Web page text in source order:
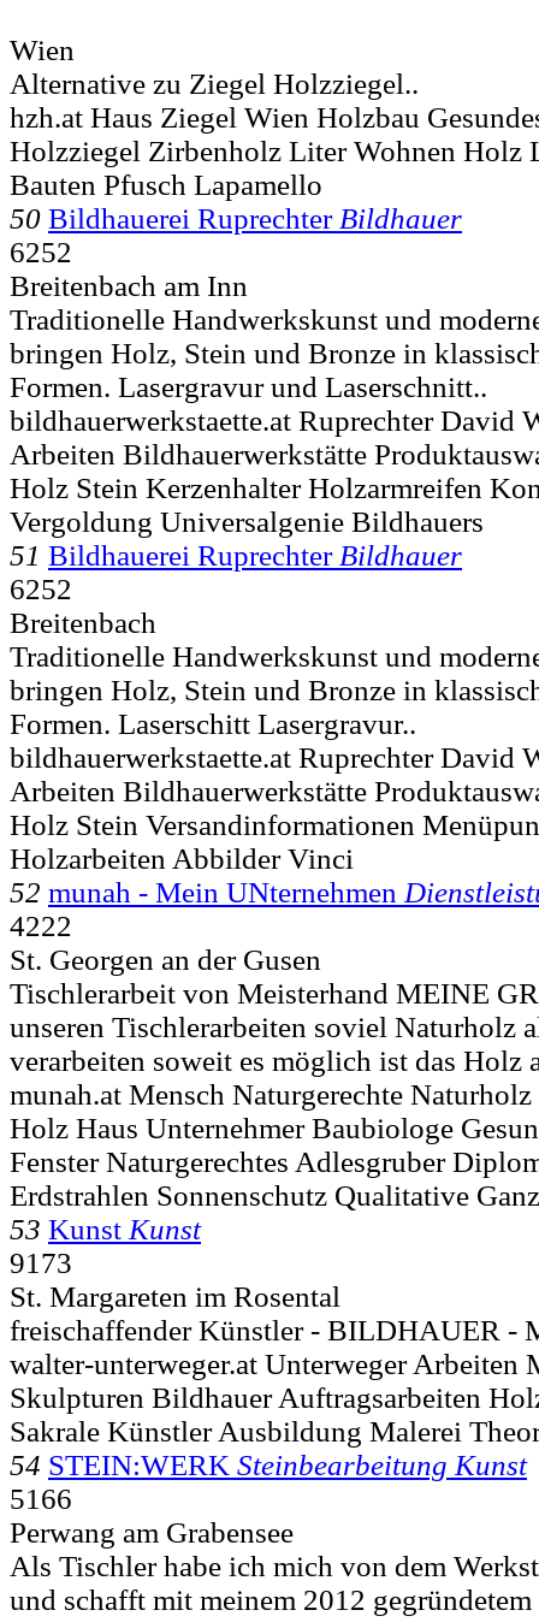
Wien
Alternative zu Ziegel Holzziegel..
hzh.at Haus Ziegel Wien Holzbau
Holzziegel Zirbenholz Liter Wohnen Holz
Bauten Pfusch Lapamello
50 Bildhauerei Ruprechter Bildhauer
6252
Breitenbach am Inn
Traditionelle Handwerkskunst und
bringen Holz, Stein und Bronze in
Formen. Lasergravur und Laserschnitt..
bildhauerwerkstaette.at Ruprechter David
Arbeiten Bildhauerwerkstätte
Holz Stein Kerzenhalter Holzarmreifen
Vergoldung Universalgenie Bildhauers
51 Bildhauerei Ruprechter Bildhauer
6252
Breitenbach
Traditionelle Handwerkskunst und
bringen Holz, Stein und Bronze in
Formen. Laserschitt Lasergravur..
bildhauerwerkstaette.at Ruprechter David
Arbeiten Bildhauerwerkstätte
Holz Stein Versandinformationen
Holzarbeiten Abbilder Vinci
52 munah - Mein UNternehmen
4222
St. Georgen an der Gusen
Tischlerarbeit von Meisterhand MEINE
unseren Tischlerarbeiten soviel Naturholz
verarbeiten soweit es möglich ist das Holz
munah.at Mensch Naturgerechte
Holz Haus Unternehmer Baubiologe
Fenster Naturgerechtes Adlesgruber
Erdstrahlen Sonnenschutz Qualitative
53 Kunst Kunst
9173
St. Margareten im Rosental
freischaffender Künstler - BILDHAUER -
walter-unterweger.at Unterweger Arbeiten
Skulpturen Bildhauer Auftragsarbeiten
Sakrale Künstler Ausbildung Malerei
54 STEIN:WERK Steinbearbeitung Kunst
5166
Perwang am Grabensee
Als Tischler habe ich mich von dem
und schafft mit meinem 2012